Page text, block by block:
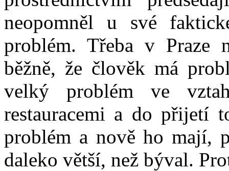
neopomněl u své
problém. Třeba v Praze
běžně, že člověk má
velký problém ve
restauracemi a do přijetí
problém a nově ho mají,
daleko větší, než býval.